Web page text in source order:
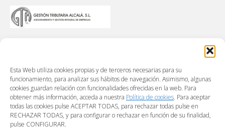
Esta Web utiliza cookies propias y de terceros necesarias para su
funcionamiento, para analizar sus hábitos de navegación. Asimismo, algunas
cookies guardan relación con funcionalidades ofrecidas en la web. Para
obtener más información, acceda a nuestra Política de cookies. Para aceptar
todas las cookies pulse ACEPTAR TODAS, para rechazar todas pulse en
RECHAZAR TODAS, y para configurar o rechazar en función de su finalidad,
pulse CONFIGURAR.